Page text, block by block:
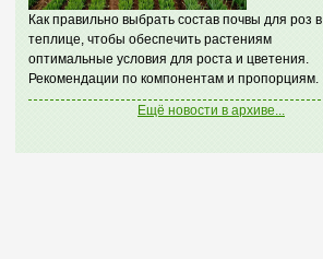
Как правильно выбрать состав почвы для роз в
теплице, чтобы обеспечить растениям
оптимальные условия для роста и цветения.
Рекомендации по компонентам и пропорциям.
Ещё новости в архиве...